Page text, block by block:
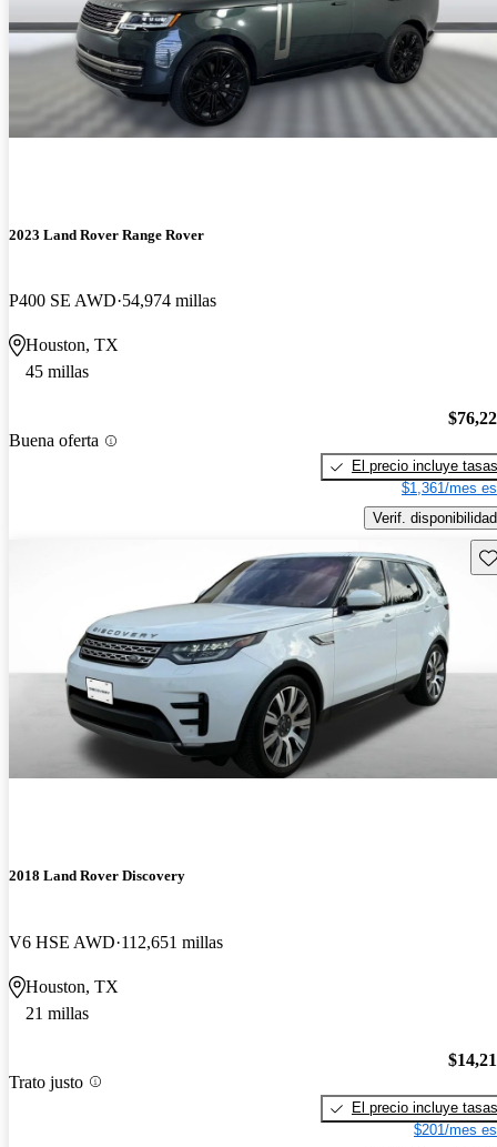
2023 Land Rover Range Rover
P400 SE AWD 54,974 millas
Houston, TX
45 millas
Buena oferta
El precio incluye tasas
$1,361/mes
Verif. disponibilidad
2018 Land Rover Discovery
V6 HSE AWD 112,651 millas
Houston, TX
21 millas
Trato justo
El precio incluye tasas
$201/mes